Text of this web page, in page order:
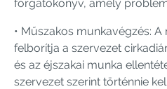
forgatókönyv, amely
• Műszakos munkavégzés:
felborítja a szervezet
és az éjszakai munka
szervezet szerint történnie